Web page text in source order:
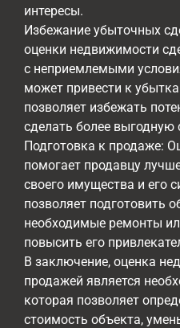
интересы.
Избежание убыточных
оценки недвижимости
с неприемлемыми
может привести к
позволяет избежать
сделать более выгодную
Подготовка к продаже:
помогает продавцу
своего имущества и его
позволяет подготовить
необходимые ремонты
повысить его
В заключение, оценка
продажей является
которая позволяет
стоимость объекта,